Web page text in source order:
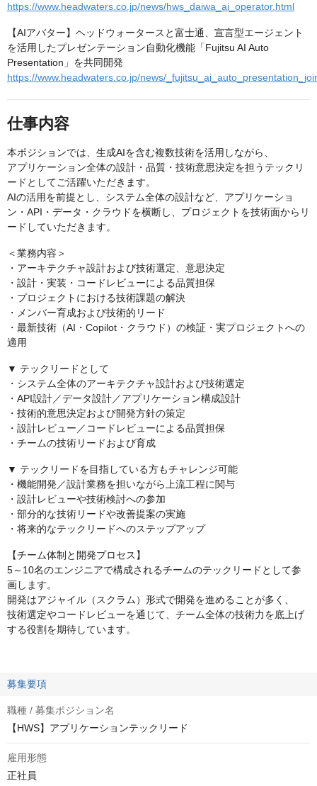
https://www.headwaters.co.jp/news/hws_daiwa_ai_operator.html
【AIアバター】ヘッドウォータースと富士通、宣言型エージェント
を活用したプレゼンテーション自動化機能「Fujitsu AI Auto
Presentation」を共同開発
https://www.headwaters.co.jp/news/
仕事内容
本ポジションでは、生成AIを含む複数技術を活用しながら、
アプリケーション全体の設計・品質・技術意思決定を担うテックリ
ードとしてご活躍いただきます。
AIの活用を前提とし、システム全体の設計など、アプリケーショ
ン・API・データ・クラウドを横断し、プロジェクトを技術面からリ
ードしていただきます。
＜業務内容＞
・アーキテクチャ設計および技術選定、意思決定
・設計・実装・コードレビューによる品質担保
・プロジェクトにおける技術課題の解決
・メンバー育成および技術的リード
・最新技術（AI・Copilot・クラウド）の検証・実プロジェクトへの
適用
▼ テックリードとして
・システム全体のアーキテクチャ設計および技術選定
・API設計／データ設計／アプリケーション構成設計
・技術的意思決定および開発方針の策定
・設計レビュー／コードレビューによる品質担保
・チームの技術リードおよび育成
▼ テックリードを目指している方もチャレンジ可能
・機能開発／設計業務を担いながら上流工程に関与
・設計レビューや技術検討への参加
・部分的な技術リードや改善提案の実施
・将来的なテックリードへのステップアップ
【チーム体制と開発プロセス】
5～10名のエンジニアで構成されるチームのテックリードとして参
画します。
開発はアジャイル（スクラム）形式で開発を進めることが多く、
技術選定やコードレビューを通じて、チーム全体の技術力を底上げ
する役割を期待しています。
募集要項
職種 / 募集ポジション名
【HWS】アプリケーションテックリード
雇用形態
正社員